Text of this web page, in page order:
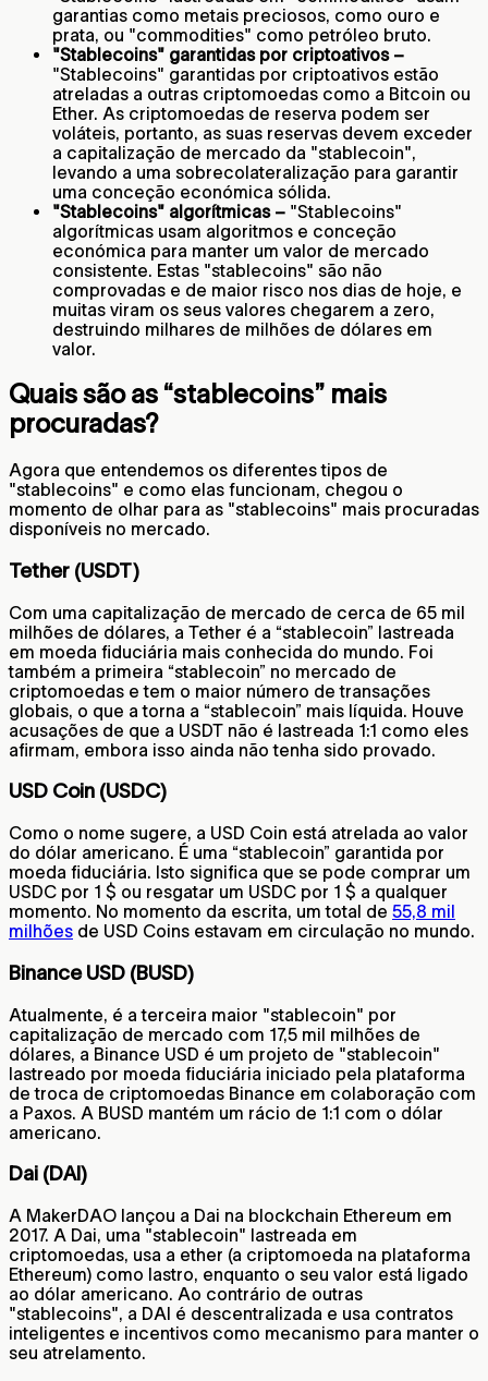
garantias como metais preciosos, como ouro e
prata, ou "commodities" como petróleo bruto.
"Stablecoins" garantidas por criptoativos –
"Stablecoins" garantidas por criptoativos estão
atreladas a outras criptomoedas como a Bitcoin ou
Ether. As criptomoedas de reserva podem ser
voláteis, portanto, as suas reservas devem exceder
a capitalização de mercado da "stablecoin",
levando a uma sobrecolateralização para garantir
uma conceção económica sólida.
"Stablecoins" algorítmicas – "Stablecoins"
algorítmicas usam algoritmos e conceção
económica para manter um valor de mercado
consistente. Estas "stablecoins" são não
comprovadas e de maior risco nos dias de hoje, e
muitas viram os seus valores chegarem a zero,
destruindo milhares de milhões de dólares em
valor.
Quais são as “stablecoins” mais
procuradas?
Agora que entendemos os diferentes tipos de
"stablecoins" e como elas funcionam, chegou o
momento de olhar para as "stablecoins" mais procuradas
disponíveis no mercado.
Tether (USDT)
Com uma capitalização de mercado de cerca de 65 mil
milhões de dólares, a Tether é a “stablecoin” lastreada
em moeda fiduciária mais conhecida do mundo. Foi
também a primeira “stablecoin” no mercado de
criptomoedas e tem o maior número de transações
globais, o que a torna a “stablecoin” mais líquida. Houve
acusações de que a USDT não é lastreada 1:1 como eles
afirmam, embora isso ainda não tenha sido provado.
USD Coin (USDC)
Como o nome sugere, a USD Coin está atrelada ao valor
do dólar americano. É uma “stablecoin” garantida por
moeda fiduciária. Isto significa que se pode comprar um
USDC por 1 $ ou resgatar um USDC por 1 $ a qualquer
momento. No momento da escrita, um total de 55,8 mil
milhões de USD Coins estavam em circulação no mundo.
Binance USD (BUSD)
Atualmente, é a terceira maior "stablecoin" por
capitalização de mercado com 17,5 mil milhões de
dólares, a Binance USD é um projeto de "stablecoin"
lastreado por moeda fiduciária iniciado pela plataforma
de troca de criptomoedas Binance em colaboração com
a Paxos. A BUSD mantém um rácio de 1:1 com o dólar
americano.
Dai (DAI)
A MakerDAO lançou a Dai na blockchain Ethereum em
2017. A Dai, uma "stablecoin" lastreada em
criptomoedas, usa a ether (a criptomoeda na plataforma
Ethereum) como lastro, enquanto o seu valor está ligado
ao dólar americano. Ao contrário de outras
"stablecoins", a DAI é descentralizada e usa contratos
inteligentes e incentivos como mecanismo para manter o
seu atrelamento.